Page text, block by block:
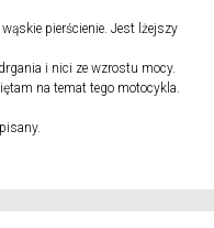
pierścienie. Jest lżejszy
i nici ze wzrostu mocy.
na temat tego motocykla.